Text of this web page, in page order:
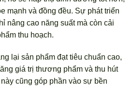
mạnh và đồng đều. Sự phát triển
nâng cao năng suất mà còn cải
thu hoạch.
lại sản phẩm đạt tiêu chuẩn cao,
giá trị thương phẩm và thu hút
cũng góp phần vào sự bền